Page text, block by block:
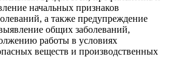
начальных признаков
а также предупреждение
общих заболеваний,
работы в условиях
веществ и производственных